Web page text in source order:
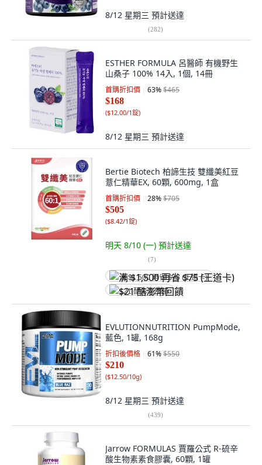
8/12 星期三 預計送達
(282)
ESTHER FORMULA 呂醫師 有機野生
山桑子 100% 14入, 1個, 14冊
首購折扣價 63%$465
$168
($12.00/1錠)
8/12 星期三 預計送達
Bertie Biotech 柏諦生技 雙纖美紅豆
薏仁精華EX, 60顆, 600mg, 1盒
首購折扣價 28%$705
$505
($8.42/1錠)
明天 8/10 (一) 預計送達
(7)
满 $1,500 再省 $75 (王道卡)
$21 酷澎幣回饋
EVLUTIONNUTRITION PumpMode,
藍色, 1罐, 168g
折扣後價格 61%$550
$210
($12.50/10g)
8/12 星期三 預計送達
(439)
Jarrow FORMULAS 賈羅公式 R-硫辛
酸生物素素食膠囊, 60顆, 1罐